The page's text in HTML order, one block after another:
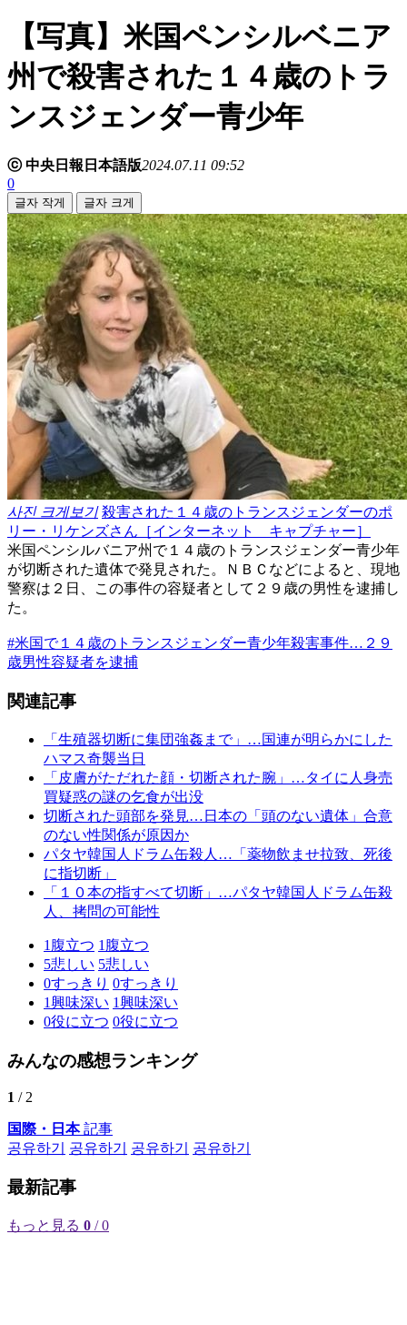
【写真】米国ペンシルベニア
州で殺害された１４歳のトラ
ンスジェンダー青少年
ⓒ 中央日報日本語版2024.07.11 09:52
0
글자 작게 글자 크게
사진 크게보기 殺害された１４歳のトランスジェンダーのポ
リー・リケンズさん［インターネット キャプチャー］
米国ペンシルバニア州で１４歳のトランスジェンダー青少年
が切断された遺体で発見された。ＮＢＣなどによると、現地
警察は２日、この事件の容疑者として２９歳の男性を逮捕し
た。
#米国で１４歳のトランスジェンダー青少年殺害事件…２９
歳男性容疑者を逮捕
関連記事
「生殖器切断に集団強姦まで」…国連が明らかにした
ハマス奇襲当日
「皮膚がただれた顔・切断された腕」…タイに人身売
買疑惑の謎の乞食が出没
切断された頭部を発見…日本の「頭のない遺体」合意
のない性関係が原因か
パタヤ韓国人ドラム缶殺人…「薬物飲ませ拉致、死後
に指切断」
「１０本の指すべて切断」…パタヤ韓国人ドラム缶殺
人、拷問の可能性
1 腹立つ 1 腹立つ
5悲しい 5悲しい
0すっきり 0すっきり
1興味深い 1興味深い
0役に立つ 0役に立つ
みんなの感想ランキング
1 / 2
国際・日本記事
공유하기
공유하기 공유하기 공유하기
最新記事
もっと見る 0 / 0